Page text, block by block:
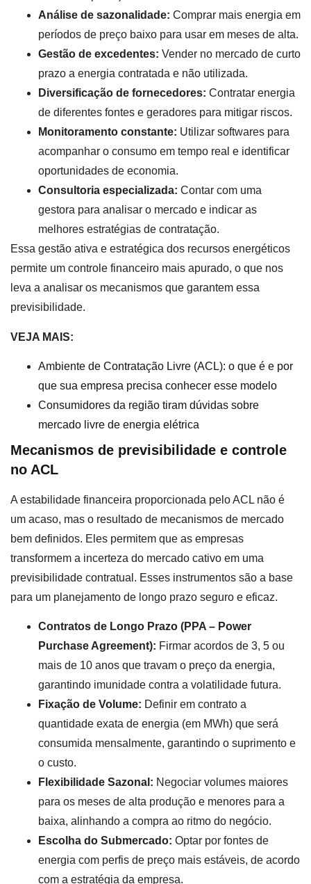
Análise de sazonalidade: Comprar mais energia em
períodos de preço baixo para usar em meses de alta.
Gestão de excedentes: Vender no mercado de curto
prazo a energia contratada e não utilizada.
Diversificação de fornecedores: Contratar energia
de diferentes fontes e geradores para mitigar riscos.
Monitoramento constante: Utilizar softwares para
acompanhar o consumo em tempo real e identificar
oportunidades de economia.
Consultoria especializada: Contar com uma
gestora para analisar o mercado e indicar as
melhores estratégias de contratação.
Essa gestão ativa e estratégica dos recursos energéticos
permite um controle financeiro mais apurado, o que nos
leva a analisar os mecanismos que garantem essa
previsibilidade.
VEJA MAIS:
Ambiente de Contratação Livre (ACL): o que é e por
que sua empresa precisa conhecer esse modelo
Consumidores da região tiram dúvidas sobre
mercado livre de energia elétrica
Mecanismos de previsibilidade e controle
no ACL
A estabilidade financeira proporcionada pelo ACL não é
um acaso, mas o resultado de mecanismos de mercado
bem definidos. Eles permitem que as empresas
transformem a incerteza do mercado cativo em uma
previsibilidade contratual. Esses instrumentos são a base
para um planejamento de longo prazo seguro e eficaz.
Contratos de Longo Prazo (PPA – Power
Purchase Agreement): Firmar acordos de 3, 5 ou
mais de 10 anos que travam o preço da energia,
garantindo imunidade contra a volatilidade futura.
Fixação de Volume: Definir em contrato a
quantidade exata de energia (em MWh) que será
consumida mensalmente, garantindo o suprimento e
o custo.
Flexibilidade Sazonal: Negociar volumes maiores
para os meses de alta produção e menores para a
baixa, alinhando a compra ao ritmo do negócio.
Escolha do Submercado: Optar por fontes de
energia com perfis de preço mais estáveis, de acordo
com a estratégia da empresa.